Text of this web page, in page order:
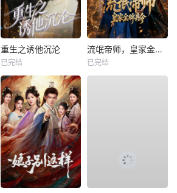
重生之诱他沉沦
已完结
流氓帝师，皇家金牌县令
已完结